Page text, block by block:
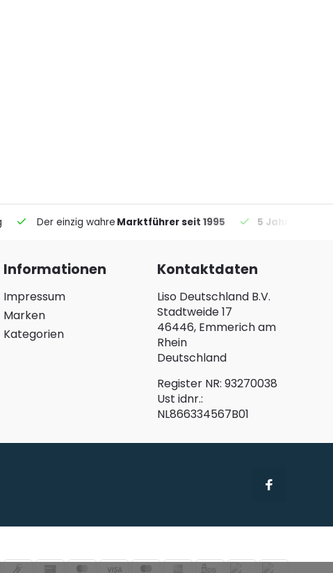
Der einzig wahre Marktführer seit 1995 5 Jahre
Informationen
Impressum
Marken
Kategorien
Kontaktdaten
Liso Deutschland B.V.
Stadtweide 17
46446, Emmerich am
Rhein
Deutschland
Register NR: 93270038
Ust idnr.:
NL866334567B01